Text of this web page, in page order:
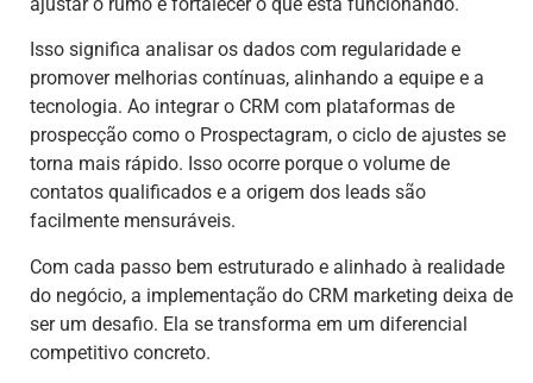
Isso significa analisar os dados com regularidade e
promover melhorias contínuas, alinhando a equipe e a
tecnologia. Ao integrar o CRM com plataformas de
prospecção como o Prospectagram, o ciclo de ajustes se
torna mais rápido. Isso ocorre porque o volume de
contatos qualificados e a origem dos leads são
facilmente mensuráveis.
Com cada passo bem estruturado e alinhado à realidade
do negócio, a implementação do CRM marketing deixa de
ser um desafio. Ela se transforma em um diferencial
competitivo concreto.